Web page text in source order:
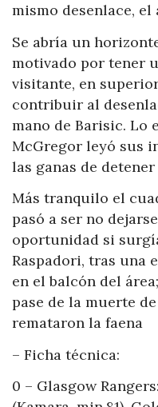
mismo desenlace,
Se abría un
motivado por tener
visitante, en
contribuir al
mano de Barisic. Lo
McGregor leyó sus
las ganas de
Más tranquilo el
pasó a ser no
oportunidad si
Raspadori, tras una
en el balcón del
pase de la muerte
remataron la faena
– Ficha técnica:
0 – Glasgow